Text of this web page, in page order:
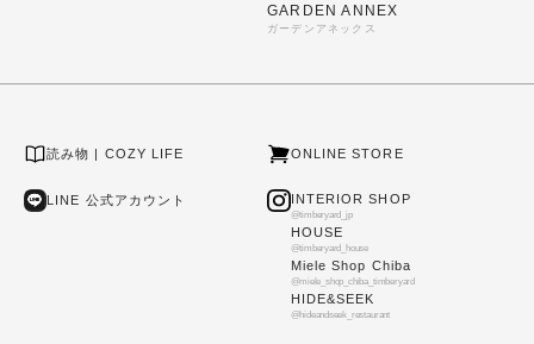
GARDEN ANNEX
ガーデンアネックス
読み物 | COZY LIFE ONLINE STORE
LINE 公式アカウント INTERIOR SHOP
@timberyard_jp
HOUSE
@timberyard_house
Miele Shop Chiba
@miele_shop_chiba_timberyard
HIDE&SEEK
@hideandseek_restaurant